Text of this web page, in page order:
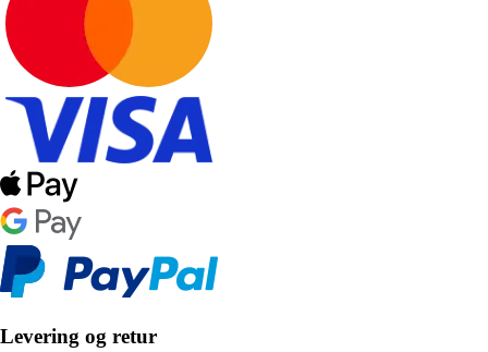
Levering og retur